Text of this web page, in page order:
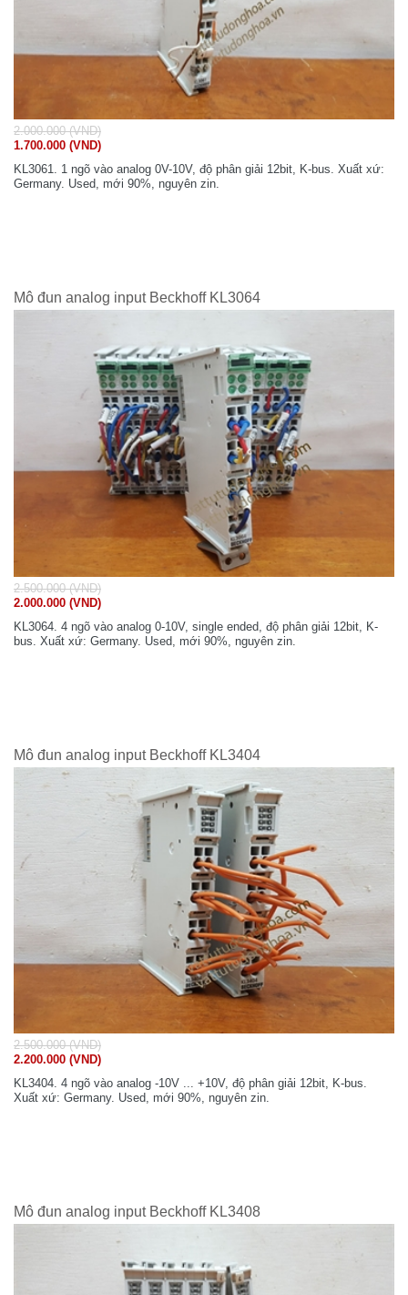
2.000.000 (VND)
1.700.000 (VND)
KL3061. 1 ngõ vào analog 0V-10V, độ phân giải 12bit, K-bus. Xuất xứ:
Germany. Used, mới 90%, nguyên zin.
Mô đun analog input Beckhoff KL3064
2.500.000 (VND)
2.000.000 (VND)
KL3064. 4 ngõ vào analog 0-10V, single ended, độ phân giải 12bit, K-
bus. Xuất xứ: Germany. Used, mới 90%, nguyên zin.
Mô đun analog input Beckhoff KL3404
2.500.000 (VND)
2.200.000 (VND)
KL3404. 4 ngõ vào analog -10V ... +10V, độ phân giải 12bit, K-bus.
Xuất xứ: Germany. Used, mới 90%, nguyên zin.
Mô đun analog input Beckhoff KL3408